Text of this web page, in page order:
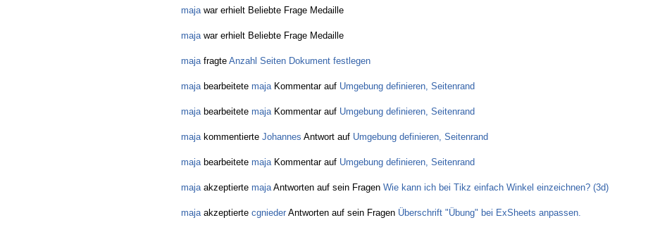
majawar erhielt Beliebte Frage Medaille
majawar erhielt Beliebte Frage Medaille
majafragte Anzahl Seiten Dokument festlegen
majabearbeitete majaKommentar auf Umgebung definieren, Seitenrand
majabearbeitete majaKommentar auf Umgebung definieren, Seitenrand
majakommentierte Johannes Antwort auf Umgebung definieren, Seitenrand
majabearbeitete majaKommentar auf Umgebung definieren, Seitenrand
majaakzeptierte majaAntworten auf sein Fragen Wie kann ich bei Tikz einfach Winkel einzeichnen? (3d)
majaakzeptierte cgnieder Antworten auf sein Fragen Überschrift "Übung" bei ExSheets anpassen.